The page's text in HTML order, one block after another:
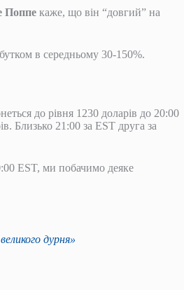
Поппе каже, що він “довгий” на
в середньому 30-150%.
до рівня 1230 доларів до 20:00
Близько 21:00 за EST друга за
EST, ми побачимо деяке
дурня»